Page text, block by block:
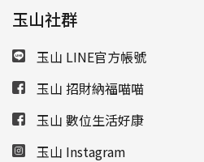
玉山社群
玉山 LINE官方帳號
玉山 招財納福喵喵
玉山 數位生活好康
玉山 Instagram